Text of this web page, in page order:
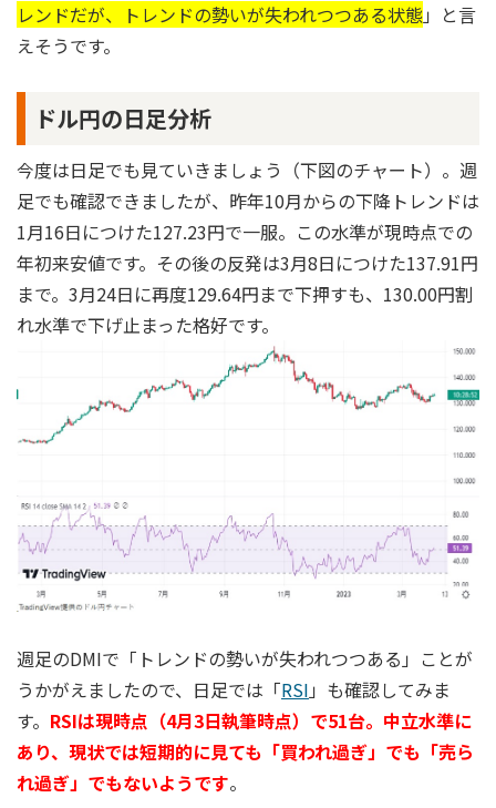
レンドだが、トレンドの勢いが失われつつある状態」と言
えそうです。
ドル円の日足分析
今度は日足でも見ていきましょう（下図のチャート）。週
足でも確認できましたが、昨年10月からの下降トレンドは
1月16日につけた127.23円で一服。この水準が現時点での
年初来安値です。その後の反発は3月8日につけた137.91円
まで。3月24日に再度129.64円まで下押すも、130.00円割
れ水準で下げ止まった格好です。
週足のDMIで「トレンドの勢いが失われつつある」ことが
うかがえましたので、日足では「RSI 」も確認してみま
す。 RSIは現時点（4月3日執筆時点）で51台。中立水準に
あり、現状では短期的に見ても「買われ過ぎ」でも「売ら
れ過ぎ」でもないようです。